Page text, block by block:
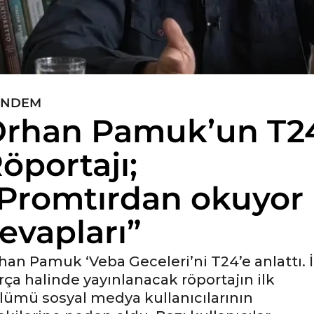
Pamuk’un
okuyor
Pamuk ‘Veba Geceleri’ni T24’e anlattı.
halinde yayınlanacak röportajın ilk
sosyal medya kullanıcılarının